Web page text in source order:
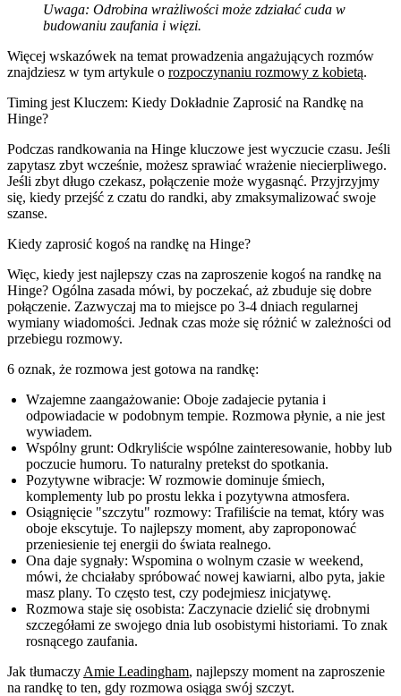
Uwaga: Odrobina wrażliwości może zdziałać cuda w
budowaniu zaufania i więzi.
Więcej wskazówek na temat prowadzenia angażujących rozmów
znajdziesz w tym artykule o rozpoczynaniu rozmowy z kobietą.
Timing jest Kluczem: Kiedy Dokładnie Zaprosić na Randkę na
Hinge?
Podczas randkowania na Hinge kluczowe jest wyczucie czasu. Jeśli
zapytasz zbyt wcześnie, możesz sprawiać wrażenie niecierpliwego.
Jeśli zbyt długo czekasz, połączenie może wygasnąć. Przyjrzyjmy
się, kiedy przejść z czatu do randki, aby zmaksymalizować swoje
szanse.
Kiedy zaprosić kogoś na randkę na Hinge?
Więc, kiedy jest najlepszy czas na zaproszenie kogoś na randkę na
Hinge? Ogólna zasada mówi, by poczekać, aż zbuduje się dobre
połączenie. Zazwyczaj ma to miejsce po 3-4 dniach regularnej
wymiany wiadomości. Jednak czas może się różnić w zależności od
przebiegu rozmowy.
6 oznak, że rozmowa jest gotowa na randkę:
Wzajemne zaangażowanie: Oboje zadajecie pytania i
odpowiadacie w podobnym tempie. Rozmowa płynie, a nie jest
wywiadem.
Wspólny grunt: Odkryliście wspólne zainteresowanie, hobby lub
poczucie humoru. To naturalny pretekst do spotkania.
Pozytywne wibracje: W rozmowie dominuje śmiech,
komplementy lub po prostu lekka i pozytywna atmosfera.
Osiągnięcie "szczytu" rozmowy: Trafiliście na temat, który was
oboje ekscytuje. To najlepszy moment, aby zaproponować
przeniesienie tej energii do świata realnego.
Ona daje sygnały: Wspomina o wolnym czasie w weekend,
mówi, że chciałaby spróbować nowej kawiarni, albo pyta, jakie
masz plany. To często test, czy podejmiesz inicjatywę.
Rozmowa staje się osobista: Zaczynacie dzielić się drobnymi
szczegółami ze swojego dnia lub osobistymi historiami. To znak
rosnącego zaufania.
Jak tłumaczy Amie Leadingham, najlepszy moment na zaproszenie
na randkę to ten, gdy rozmowa osiąga swój szczyt.